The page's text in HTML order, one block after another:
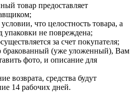
товар предоставляет
что целостность товара, а
не повреждена;
за счет покупателя;
бракованный (уже уложенный), Вам
фото, и описание для
возврата, средства будут
14 рабочих дней.